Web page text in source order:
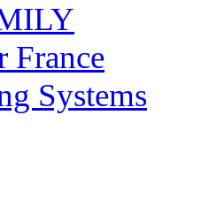
France
Systems